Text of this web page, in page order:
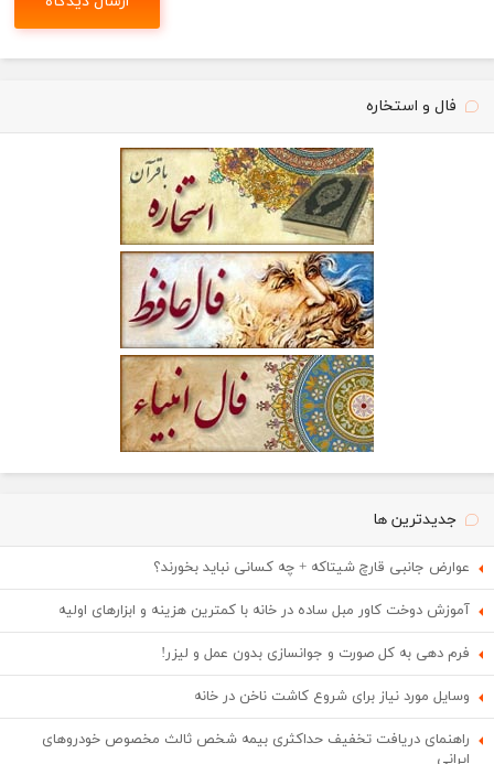
فال و استخاره
جدیدترین ها
عوارض جانبی قارچ شیتاکه + چه کسانی نباید بخورند؟
آموزش دوخت کاور مبل ساده در خانه با کمترین هزینه و ابزارهای اولیه
فرم دهی به کل صورت و جوانسازی بدون عمل و لیزر!
وسایل مورد نیاز برای شروع کاشت ناخن در خانه
راهنمای دریافت تخفیف حداکثری بیمه شخص ثالث مخصوص خودروهای
ایرانی